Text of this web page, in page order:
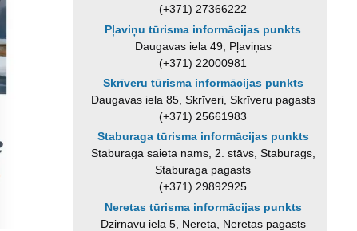
(+371) 27366222
Pļaviņu tūrisma informācijas punkts
Daugavas iela 49, Pļaviņas
(+371) 22000981
Skrīveru tūrisma informācijas punkts
Daugavas iela 85, Skrīveri, Skrīveru pagasts
(+371) 25661983
Staburaga tūrisma informācijas punkts
Staburaga saieta nams, 2. stāvs, Staburags,
Staburaga pagasts
(+371) 29892925
Neretas tūrisma informācijas punkts
Dzirnavu iela 5, Nereta, Neretas pagasts